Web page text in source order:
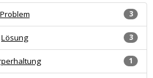
3
Problem
3
Lösung
1